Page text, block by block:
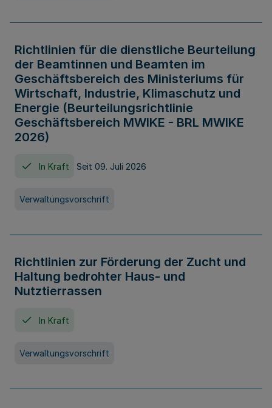
Richtlinien für die dienstliche Beurteilung
der Beamtinnen und Beamten im
Geschäftsbereich des Ministeriums für
Wirtschaft, Industrie, Klimaschutz und
Energie (Beurteilungsrichtlinie
Geschäftsbereich MWIKE - BRL MWIKE
2026)
In Kraft Seit 09. Juli 2026
Verwaltungsvorschrift
Richtlinien zur Förderung der Zucht und
Haltung bedrohter Haus- und
Nutztierrassen
In Kraft
Verwaltungsvorschrift